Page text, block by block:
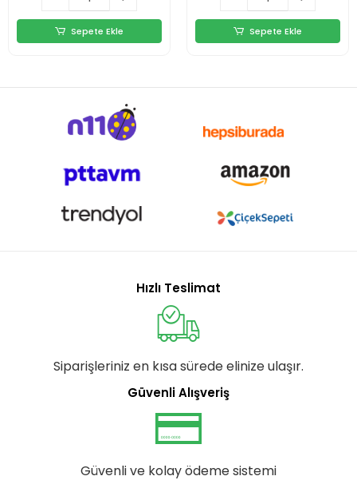
Sepete Ekle Sepete Ekle
Hızlı Teslimat
Siparişleriniz en kısa sürede elinize ulaşır.
Güvenli Alışveriş
Güvenli ve kolay ödeme sistemi